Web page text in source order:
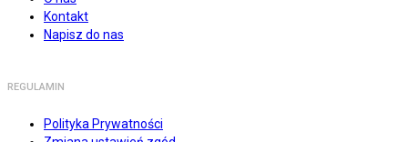
Kontakt
Napisz do nas
REGULAMIN
Polityka Prywatności